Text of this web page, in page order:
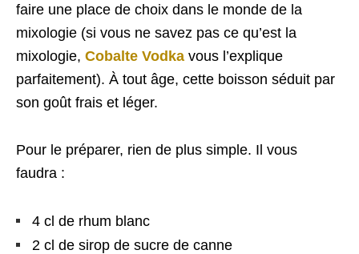
faire une place de choix dans le monde de la
mixologie (si vous ne savez pas ce qu’est la
mixologie, Cobalte Vodka vous l’explique
parfaitement). À tout âge, cette boisson séduit par
son goût frais et léger.
Pour le préparer, rien de plus simple. Il vous
faudra :
4 cl de rhum blanc
2 cl de sirop de sucre de canne